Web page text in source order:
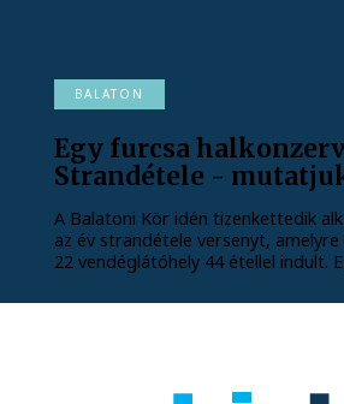
BALATON
Egy furcsa
Strandétele -
A Balatoni Kör idén tizenkettedik
az év strandétele versenyt,
22 vendéglátóhely 44 étellel indult.